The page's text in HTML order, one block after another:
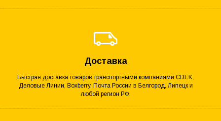
Доставка
Быстрая доставка товаров транспортными компаниями CDEK,
Деловые Линии, Boxberry, Почта России в Белгород, Липецк и
любой регион РФ.